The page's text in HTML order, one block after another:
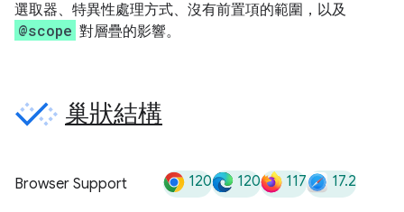
選取器、特異性處理方式、沒有前置項的範圍，以及
@scope 對層疊的影響。
巢狀結構
Browser Support 120 120 117 17.2